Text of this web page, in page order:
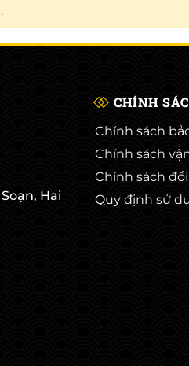
Hai
CHÍNH
Chính sách
Chính sách
Chính sách
Quy định sử